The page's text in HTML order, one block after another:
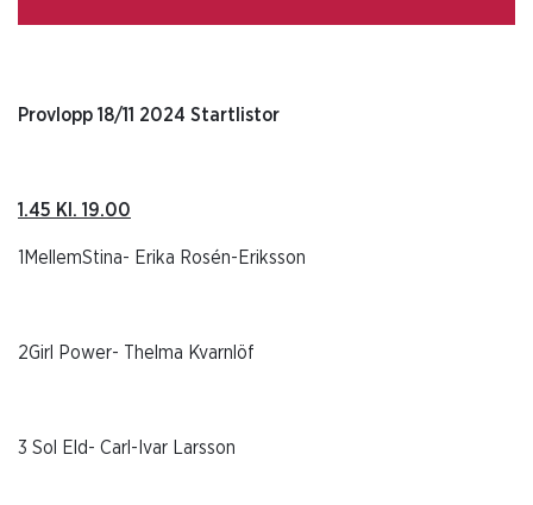
Provlopp 18/11 2024 Startlistor
1.45 Kl. 19.00
1MellemStina- Erika Rosén-Eriksson
2Girl Power- Thelma Kvarnlöf
3 Sol Eld- Carl-Ivar Larsson